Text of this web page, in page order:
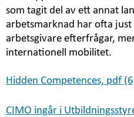
som tagit del av ett annat
arbetsmarknad har ofta
arbetsgivare efterfrågar,
internationell mobilitet.
Hidden Competences, pdf
CIMO ingår i